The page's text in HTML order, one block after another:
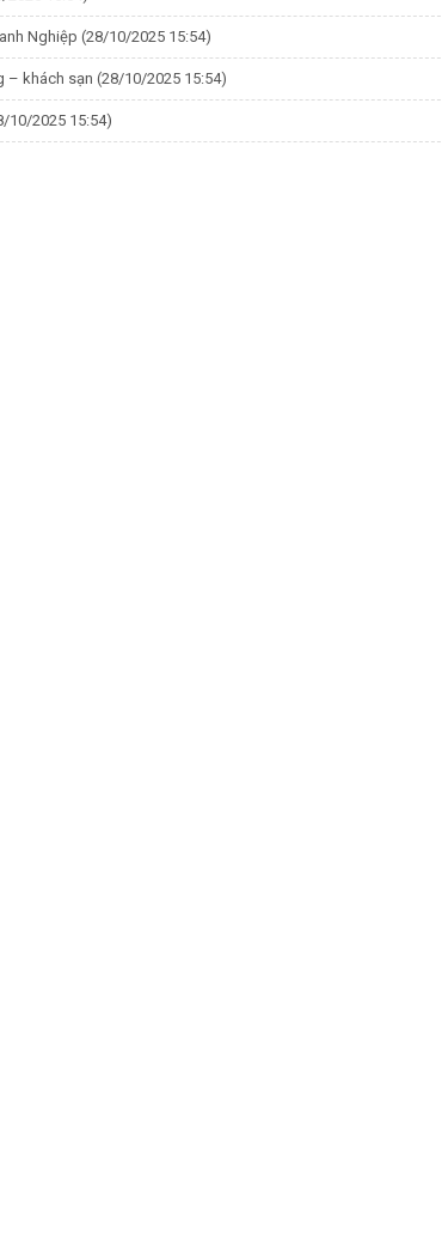
Nghiệp (28/10/2025 15:54)
– khách sạn (28/10/2025 15:54)
10/2025 15:54)